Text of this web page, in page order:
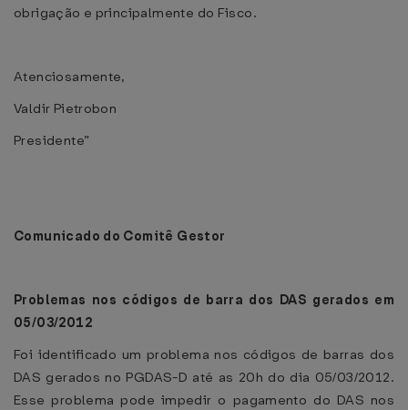
obrigação e principalmente do Fisco.
Atenciosamente,
Valdir Pietrobon
Presidente”
Comunicado do Comitê Gestor
Problemas nos códigos de barra dos DAS gerados em
05/03/2012
Foi identificado um problema nos códigos de barras dos
DAS gerados no PGDAS-D até as 20h do dia 05/03/2012.
Esse problema pode impedir o pagamento do DAS nos